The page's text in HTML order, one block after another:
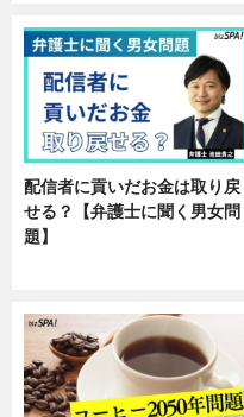
配信者に貢いだお金は取り戻
せる？【弁護士に聞く男女問
題】